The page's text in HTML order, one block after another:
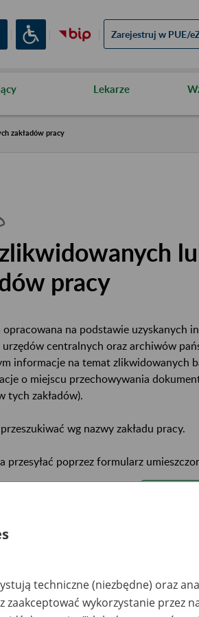
Zarejestruj w PUE/
Lekarze
zakładów pracy
pracy
opracowana na podstawie uzyskanych
centralnych oraz archiwów
informacje na temat zlikwidowanych
o miejscu przechowywania
tych zakładów).
wg nazwy zakładu pracy.
przesyłać poprzez formularz
wszystkie pozycje bazy
techniczne (niezbędne) oraz
zaakceptować wykorzystanie przez